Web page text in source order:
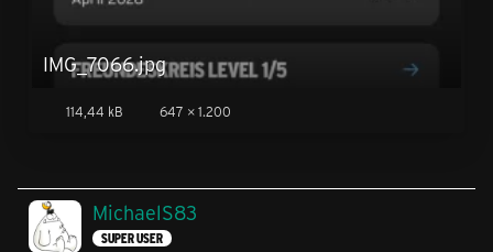
IMG_7066.jpg
114,44 kB 647 × 1.200
MichaelS83
SUPER USER